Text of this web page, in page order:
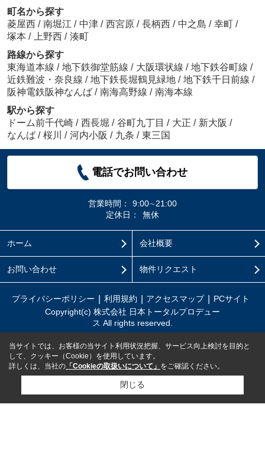
町名から探す
菱屋西 / 南堀江 / 中津 / 西宮原 / 長柄西 / 中之島 / 幸町 /
塚本 / 上野西 / 湊町
路線から探す
東海道本線 / 地下鉄御堂筋線 / 大阪環状線 / 地下鉄谷町線 /
近鉄難波・奈良線 / 地下鉄長堀鶴見緑地 / 地下鉄千日前線 /
阪神電鉄阪神なんば / 南海高野線 / 南海本線
駅から探す
ドーム前千代崎 / 西長堀 / 谷町九丁目 / 大正 / 新大阪 /
なんば / 桜川 / 河内小阪 / 九条 / 東三国
電話でお問い合わせ
営業時間：
9:00∼21:00
定休日：
無休
ホーム 会社概要
お問い合わせ 物件リクエスト
プライバシーポリシー 利用規約 アクセスマップ
PCサイト
Copyright(c) 株式会社 日本トータルプロデュー
ス All rights reserved.
当サイトでは、お客様の当サイト利用状況把握、サービス向上検討を目的と
して、クッキー（Cookie）を使用しています。
詳しくは、当社の 「Cookieの取扱いについて」 をご確認ください。
閉じる